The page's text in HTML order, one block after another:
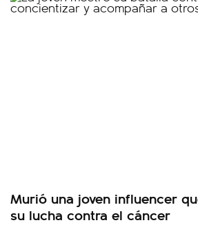
Murió una joven influencer
su lucha contra el cáncer